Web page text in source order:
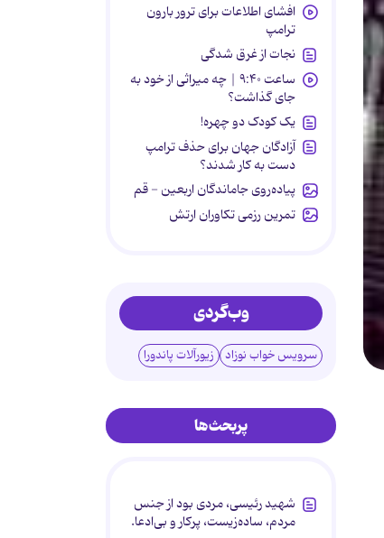
افشای اطلاعات برای ترور بارون
ترامپ
نجات از غرق شدگی
ساعت ۹:۴۰ | چه میراثی از خود به
جای گذاشت؟
یک کودک دو چهره!
آزادگان جهان برای حذف ترامپ
دست به کار شدند؟
پیاده‌روی جاماندگان اربعین - قم
تمرین رزمی تکاوران ارتش
وب‌گردی
سرویس خواب نوزاد زیورآلات پاندورا
پربحث‌ها
شهید رئیسی، مردی بود از جنس
مردم، ساده‌زیست، پرکار و بی‌ادعا.